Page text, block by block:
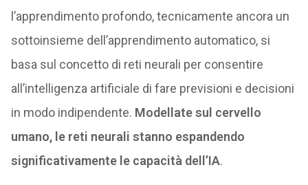
l’apprendimento profondo, tecnicamente ancora un
sottoinsieme dell’apprendimento automatico, si
basa sul concetto di reti neurali per consentire
all’intelligenza artificiale di fare previsioni e decisioni
in modo indipendente. Modellate sul cervello
umano, le reti neurali stanno espandendo
significativamente le capacità dell’IA.